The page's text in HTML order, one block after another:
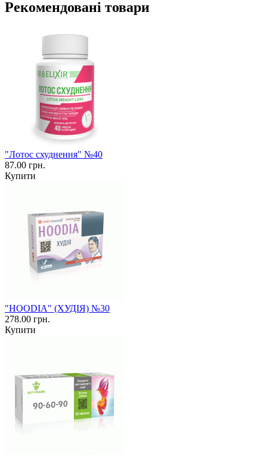
Рекомендовані товари
"Лотос схуднення" №40
87.00 грн.
Купити
"HOODIA" (ХУДІЯ) №30
278.00 грн.
Купити